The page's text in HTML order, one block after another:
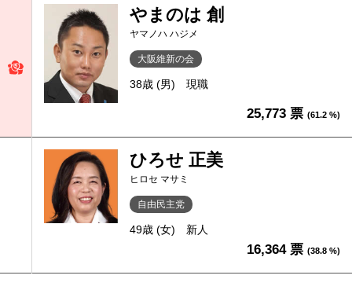
やまのは 創
ヤマノハ ハジメ
大阪維新の会
38歳 (男) 現職
25,773 票 (61.2 %)
ひろせ 正美
ヒロセ マサミ
自由民主党
49歳 (女) 新人
16,364 票 (38.8 %)